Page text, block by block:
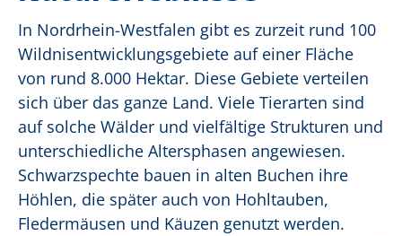
In Nordrhein-Westfalen gibt es zurzeit rund 100
Wildnisentwicklungsgebiete auf einer Fläche
von rund 8.000 Hektar. Diese Gebiete verteilen
sich über das ganze Land. Viele Tierarten sind
auf solche Wälder und vielfältige Strukturen und
unterschiedliche Altersphasen angewiesen.
Schwarzspechte bauen in alten Buchen ihre
Höhlen, die später auch von Hohltauben,
Fledermäusen und Käuzen genutzt werden.